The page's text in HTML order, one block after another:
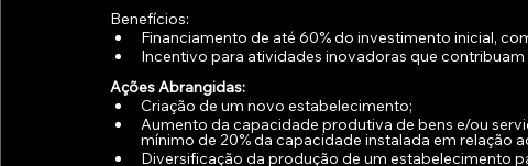
Benefícios:
Financiamento de até 60% do investimento inicial,
Incentivo para atividades inovadoras que
Ações Abrangidas:
Criação de um novo estabelecimento;
Aumento da capacidade produtiva de bens e/ou
mínimo de 20% da capacidade instalada em relação
Diversificação da produção de um estabelecimento